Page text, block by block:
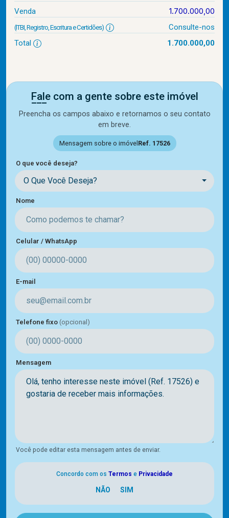
Venda 1.700.000,00
(ITBI, Registro, Escritura e Certidões)
Consulte-nos
Total
1.700.000,00
Fale com a gente sobre este imóvel
Preencha os campos abaixo e retornamos o seu contato
em breve.
Mensagem sobre o imóvel Ref. 17526
O que você deseja?
O Que Você Deseja?
Nome
Celular / WhatsApp
E-mail
Telefone fixo (opcional)
Mensagem
Você pode editar esta mensagem antes de enviar.
Concordo com os Termos e Privacidade